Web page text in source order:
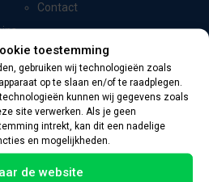
toestemming
gebruiken wij technologieën zoals
op te slaan en/of te raadplegen.
kunnen wij gegevens zoals
site verwerken. Als je geen
intrekt, kan dit een nadelige
en mogelijkheden.
de website
Contact
CONTACTGEGEVENS
Oevers 11
8331 VC Steenwijk
Nederland